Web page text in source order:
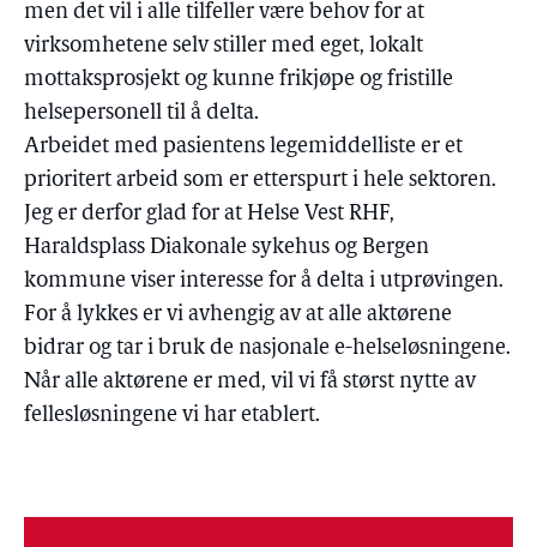
men det vil i alle tilfeller være behov for at
virksomhetene selv stiller med eget, lokalt
mottaksprosjekt og kunne frikjøpe og fristille
helsepersonell til å delta.
Arbeidet med pasientens legemiddelliste er et
prioritert arbeid som er etterspurt i hele sektoren.
Jeg er derfor glad for at Helse Vest RHF,
Haraldsplass Diakonale sykehus og Bergen
kommune viser interesse for å delta i utprøvingen.
For å lykkes er vi avhengig av at alle aktørene
bidrar og tar i bruk de nasjonale e-helseløsningene.
Når alle aktørene er med, vil vi få størst nytte av
fellesløsningene vi har etablert.